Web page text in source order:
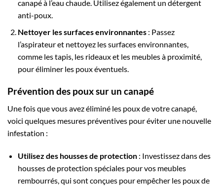
canapé à l’eau chaude. Utilisez également un détergent
anti-poux.
Nettoyer les surfaces environnantes: Passez
l’aspirateur et nettoyez les surfaces environnantes,
comme les tapis, les rideaux et les meubles à proximité,
pour éliminer les poux éventuels.
Prévention des poux sur un canapé
Une fois que vous avez éliminé les poux de votre canapé,
voici quelques mesures préventives pour éviter une nouvelle
infestation :
Utilisez des housses de protection: Investissez dans des
housses de protection spéciales pour vos meubles
rembourrés, qui sont conçues pour empêcher les poux de